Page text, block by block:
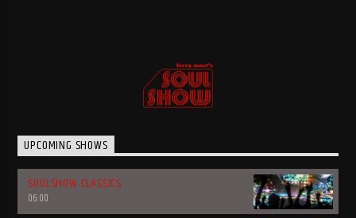
UPCOMING SHOWS
SOULSHOW CLASSICS
06:00